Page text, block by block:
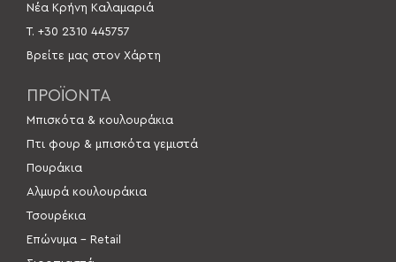
Νέα Κρήνη Καλαμαριά
Τ. +30 2310 445757
Βρείτε μας στον Χάρτη
ΠΡΟΪΟΝΤΑ
Μπισκότα & κουλουράκια
Πτι φουρ & μπισκότα γεμιστά
Πουράκια
Αλμυρά κουλουράκια
Τσουρέκια
Επώνυμα – Retail